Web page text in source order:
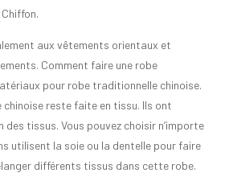
aux vêtements orientaux et
Comment faire une robe
pour robe traditionnelle chinoise.
reste faite en tissu. Ils ont
des tissus. Vous pouvez choisir n’importe
utilisent la soie ou la dentelle pour faire
différents tissus dans cette robe.